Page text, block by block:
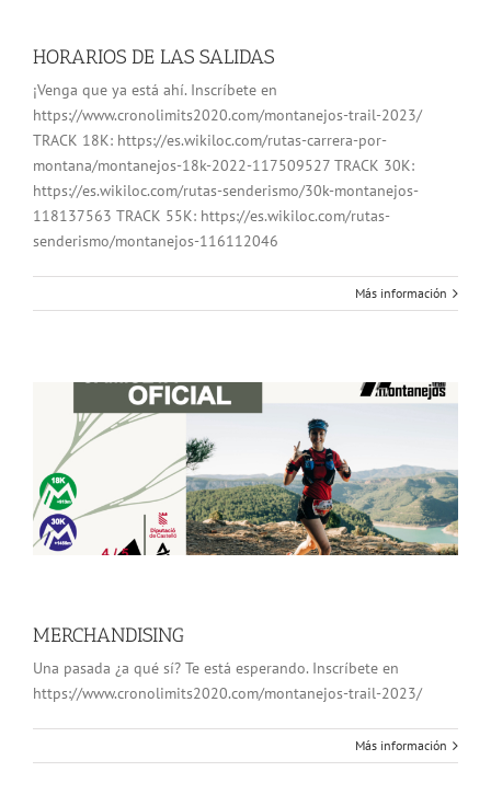
HORARIOS DE LAS SALIDAS
¡Venga que ya está ahí. Inscríbete en
https://www.cronolimits2020.com/montanejos-trail-2023/
TRACK 18K: https://es.wikiloc.com/rutas-carrera-por-
montana/montanejos-18k-2022-117509527 TRACK 30K:
https://es.wikiloc.com/rutas-senderismo/30k-montanejos-
118137563 TRACK 55K: https://es.wikiloc.com/rutas-
senderismo/montanejos-116112046
Más información
MERCHANDISING
Una pasada ¿a qué sí? Te está esperando. Inscríbete en
https://www.cronolimits2020.com/montanejos-trail-2023/
Más información